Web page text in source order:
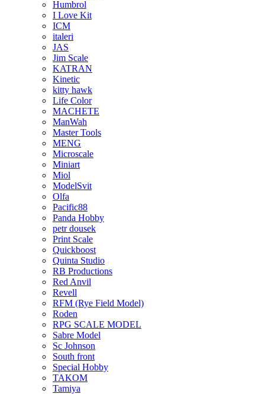
Humbrol
I Love Kit
ICM
italeri
JAS
Jim Scale
KATRAN
Kinetic
kitty hawk
Life Color
MACHETE
ManWah
Master Tools
MENG
Microscale
Miniart
Miol
ModelSvit
Olfa
Pacific88
Panda Hobby
petr dousek
Print Scale
Quickboost
Quinta Studio
RB Productions
Red Anvil
Revell
RFM (Rye Field Model)
Roden
RPG SCALE MODEL
Sabre Model
Sc Johnson
South front
Special Hobby
TAKOM
Tamiya